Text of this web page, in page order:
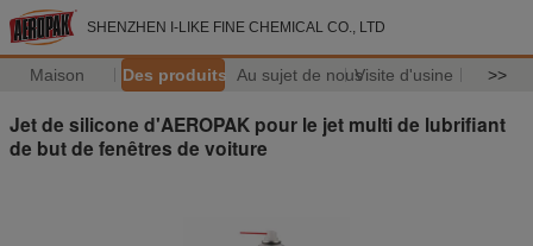
SHENZHEN I-LIKE FINE CHEMICAL CO., LTD
Maison Des produits Au sujet de nousVisite d'usine >>
Jet de silicone d'AEROPAK pour le jet multi de lubrifiant
de but de fenêtres de voiture